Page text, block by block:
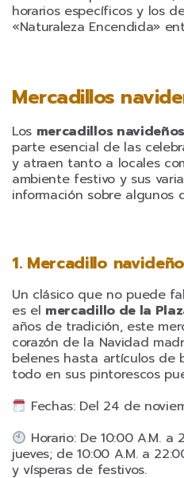
horarios específicos y los
«Naturaleza Encendida»
Mercadillos
Los mercadillos
parte esencial de las
y atraen tanto a locales
ambiente festivo y sus
información sobre algunos
1. Mercadillo
Un clásico que no puede
es el mercadillo de la
años de tradición, este
corazón de la Navidad
belenes hasta artículos de
todo en sus pintorescos
Fechas: Del 24 de
Horario: De 10:00 A.M. a
jueves; de 10:00 A.M. a
y vísperas de festivos.